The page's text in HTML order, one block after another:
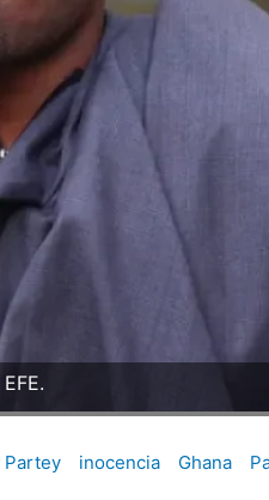
Partey inocencia Ghana